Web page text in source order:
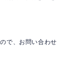
で、お問い合わせ